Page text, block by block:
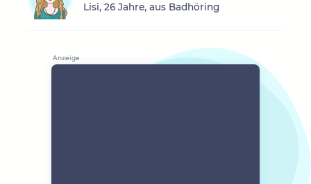
Lisi, 26 Jahre, aus Badhöring